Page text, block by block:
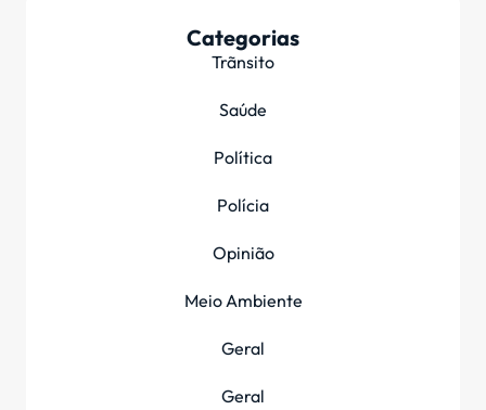
Categorias
Trãnsito
Saúde
Política
Polícia
Opinião
Meio Ambiente
Geral
Geral